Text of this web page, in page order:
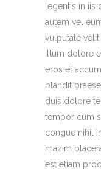
legentis in iis
autem vel
vulputate
illum dolore
eros et
blandit
duis dolore
tempor cum
congue nihil
mazim
est etiam